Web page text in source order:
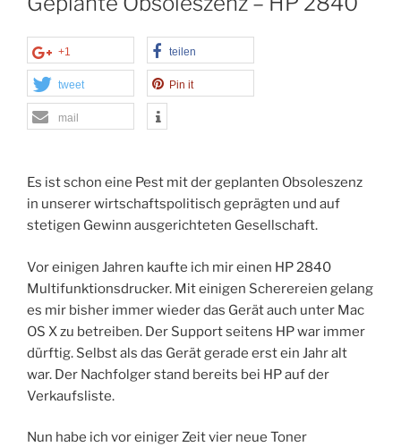
+1 teilen
tweet Pin it
mail
Es ist schon eine Pest mit der geplanten Obsoleszenz
in unserer wirtschaftspolitisch geprägten und auf
stetigen Gewinn ausgerichteten Gesellschaft.
Vor einigen Jahren kaufte ich mir einen HP 2840
Multifunktionsdrucker. Mit einigen Scherereien gelang
es mir bisher immer wieder das Gerät auch unter Mac
OS X zu betreiben. Der Support seitens HP war immer
dürftig. Selbst als das Gerät gerade erst ein Jahr alt
war. Der Nachfolger stand bereits bei HP auf der
Verkaufsliste.
Nun habe ich vor einiger Zeit vier neue Toner